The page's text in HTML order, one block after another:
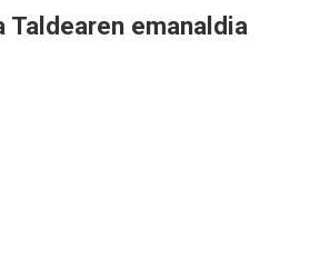
Taldearen emanaldia